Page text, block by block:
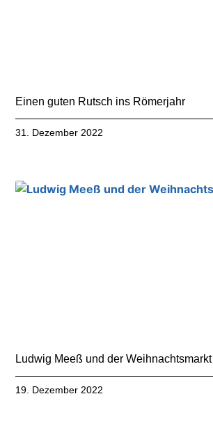
Einen guten Rutsch ins Römerjahr
31. Dezember 2022
Ludwig Meeß und der Weihnachtsmarkt
19. Dezember 2022